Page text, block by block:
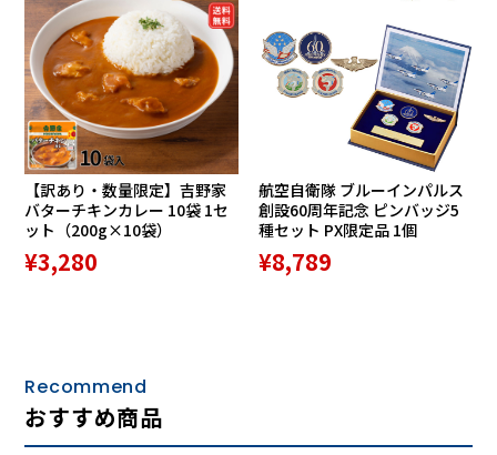
渡辺 力 Riki Watanabe
(1911 - 2013)東京高等工芸学校木材工芸科卒業。母校助教
授、東京帝国大学（現東京大学）林学科助手等を経て、'49
年日本初のデザイン事務所を設立。東京造形大学室内建築
科、クラフトセンター・ジャパン、日本インダストリアルデ
始まり日比谷第一生命ポール時計などパブリッククロック、
ウォッチまで時計の仕事はライフワークとなった。ミラノ・
トリエンナーレ展金賞、毎日デザイン賞、紫綬褒章など受賞
【訳あり・数量限定】吉野家
バターチキンカレー 10袋 1セ
ット（200g×10袋）
¥3,280
航空自衛隊 ブルーインパルス
創設60周年記念 ピンバッジ5
種セット PX限定品 1個
¥8,789
Recommend
おすすめ商品